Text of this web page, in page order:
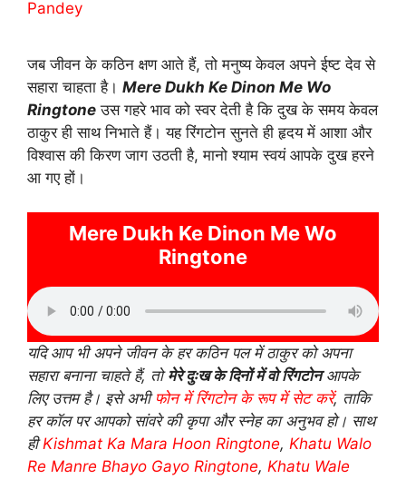
Pandey
जब जीवन के कठिन क्षण आते हैं, तो मनुष्य केवल अपने ईष्ट देव से
सहारा चाहता है। Mere Dukh Ke Dinon Me Wo
Ringtone उस गहरे भाव को स्वर देती है कि दुख के समय केवल
ठाकुर ही साथ निभाते हैं। यह रिंगटोन सुनते ही हृदय में आशा और
विश्वास की किरण जाग उठती है, मानो श्याम स्वयं आपके दुख हरने
आ गए हों।
Mere Dukh Ke Dinon Me Wo
Ringtone
यदि आप भी अपने जीवन के हर कठिन पल में ठाकुर को अपना
सहारा बनाना चाहते हैं, तोमेरे दुःख के दिनों में वो रिंगटोनआपके
लिए उत्तम है। इसे अभी फोन में रिंगटोन के रूप में सेट करें, ताकि
हर कॉल पर आपको सांवरे की कृपा और स्नेह का अनुभव हो। साथ
हीKishmat Ka Mara Hoon Ringtone, Khatu Walo
Re Manre Bhayo Gayo Ringtone, Khatu Wale